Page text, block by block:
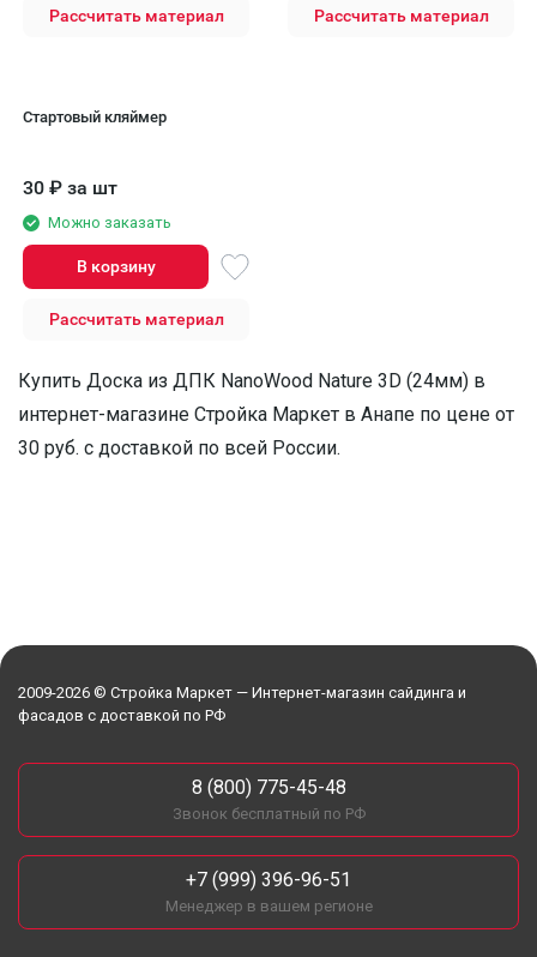
Рассчитать материал Рассчитать материал
Стартовый кляймер
30 ₽ за шт
Можно заказать
В корзину
Рассчитать материал
Купить Доска из ДПК NanoWood Nature 3D (24мм) в
интернет-магазине Стройка Маркет в Анапе по цене от
30 руб. с доставкой по всей России.
2009-2026 © Стройка Маркет — Интернет-магазин сайдинга и
фасадов с доставкой по РФ
8 (800) 775-45-48
Звонок бесплатный по РФ
+7 (999) 396-96-51
Менеджер в вашем регионе